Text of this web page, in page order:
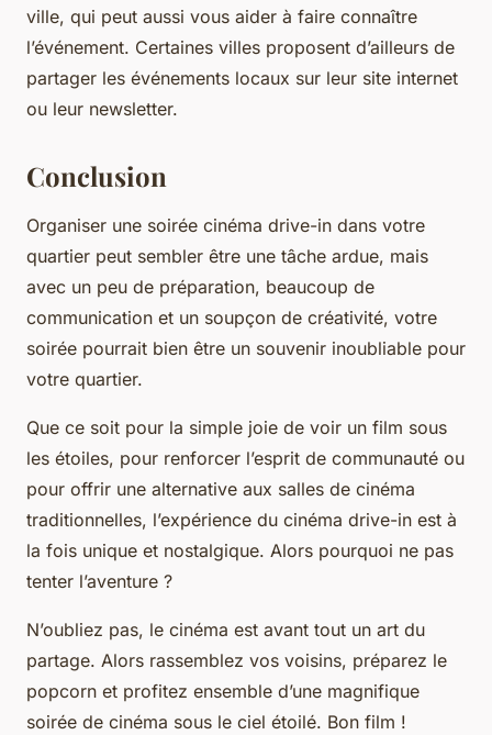
ville, qui peut aussi vous aider à faire connaître
l’événement. Certaines villes proposent d’ailleurs de
partager les événements locaux sur leur site internet
ou leur newsletter.
Conclusion
Organiser une soirée cinéma drive-in dans votre
quartier peut sembler être une tâche ardue, mais
avec un peu de préparation, beaucoup de
communication et un soupçon de créativité, votre
soirée pourrait bien être un souvenir inoubliable pour
votre quartier.
Que ce soit pour la simple joie de voir un film sous
les étoiles, pour renforcer l’esprit de communauté ou
pour offrir une alternative aux salles de cinéma
traditionnelles, l’expérience du cinéma drive-in est à
la fois unique et nostalgique. Alors pourquoi ne pas
tenter l’aventure ?
N’oubliez pas, le cinéma est avant tout un art du
partage. Alors rassemblez vos voisins, préparez le
popcorn et profitez ensemble d’une magnifique
soirée de cinéma sous le ciel étoilé. Bon film !